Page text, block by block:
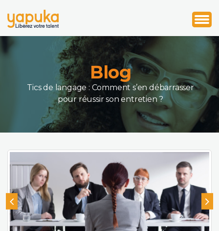
1
2
3
Blog
Tics de langage : Comment s’en débarrasser
pour réussir son entretien ?